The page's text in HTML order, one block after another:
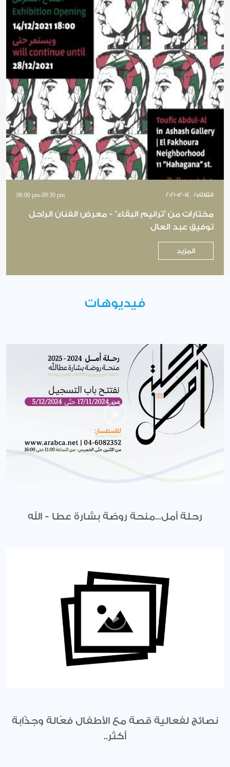
2021-12-14 الثلاثاء/
06:00 pm-09:30 pm
مختارات من "ترانيم البقاء" - معرض الفنان الراحل
توفيق عبد العال
المزيد
فيديوهات
رحلة أمل...منحة روضة بشارة عطا - الله
نصائج لفعالية قصة مع الأطفال فعّالة وجذّابة
أكثر..